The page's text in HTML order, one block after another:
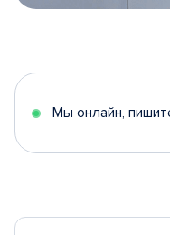
5
Мы онлайн,